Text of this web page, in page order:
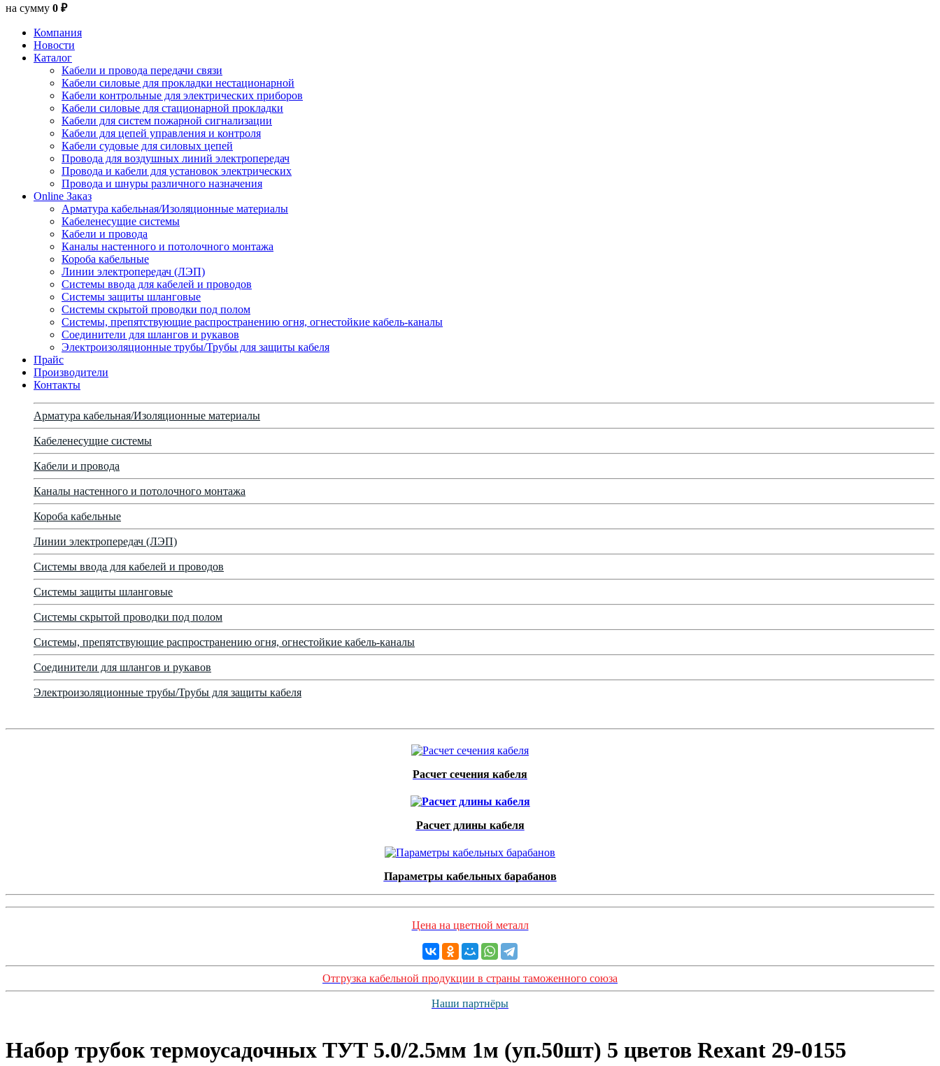
на сумму 0 ₽
Компания
Новости
Каталог
Кабели и провода передачи связи
Кабели силовые для прокладки нестационарной
Кабели контрольные для электрических приборов
Кабели силовые для стационарной прокладки
Кабели для систем пожарной сигнализации
Кабели для цепей управления и контроля
Кабели судовые для силовых цепей
Провода для воздушных линий электропередач
Провода и кабели для установок электрических
Провода и шнуры различного назначения
Online Заказ
Арматура кабельная/Изоляционные материалы
Кабеленесущие системы
Кабели и провода
Каналы настенного и потолочного монтажа
Короба кабельные
Линии электропередач (ЛЭП)
Системы ввода для кабелей и проводов
Системы защиты шланговые
Системы скрытой проводки под полом
Системы, препятствующие распространению огня, огнестойкие кабель-каналы
Соединители для шлангов и рукавов
Электроизоляционные трубы/Трубы для защиты кабеля
Прайс
Производители
Контакты
Арматура кабельная/Изоляционные материалы
Кабеленесущие системы
Кабели и провода
Каналы настенного и потолочного монтажа
Короба кабельные
Линии электропередач (ЛЭП)
Системы ввода для кабелей и проводов
Системы защиты шланговые
Системы скрытой проводки под полом
Системы, препятствующие распространению огня, огнестойкие кабель-каналы
Соединители для шлангов и рукавов
Электроизоляционные трубы/Трубы для защиты кабеля
Расчет сечения кабеля
Расчет длины кабеля
Параметры кабельных барабанов
Цена на цветной металл
Отгрузка кабельной продукции в страны таможенного союза
Наши партнёры
Набор трубок термоусадочных ТУТ 5.0/2.5мм 1м (уп.50шт) 5 цветов Rexant 29-0155